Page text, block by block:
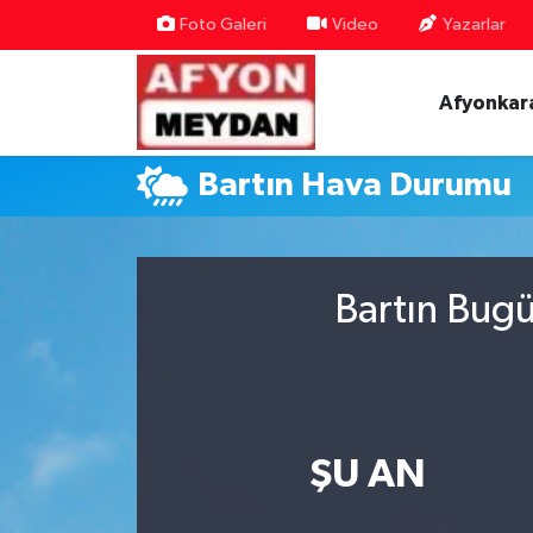
Foto Galeri Video Yazarlar
Bartın Hava Durumu
Bartın
ŞU AN
Nöbetçi Eczaneler
Hava Durumu
Trafik Durumu